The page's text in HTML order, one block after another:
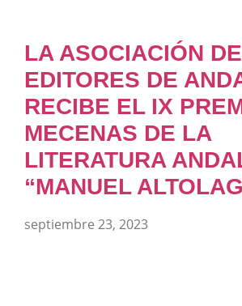
LA ASOCIACIÓN DE
EDITORES DE
RECIBE EL IX
MECENAS DE LA
LITERATURA
“MANUEL
septiembre 23, 2023